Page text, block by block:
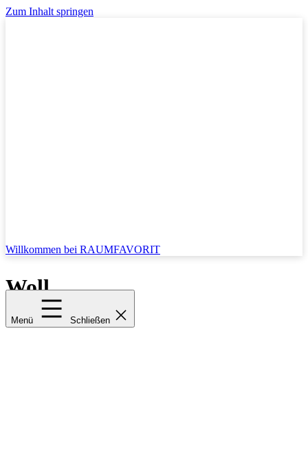
Zum Inhalt springen
Willkommen bei RAUMFAVORIT
Menü Schließen
Woll